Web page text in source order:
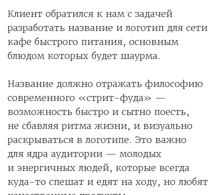
Клиент обратился к нам с задачей
разработать название и логотип для сети
кафе быстрого питания, основным
блюдом которых будет шаурма.
Название должно отражать философию
современного «стрит-фуда» —
возможность быстро и сытно поесть,
не сбавляя ритма жизни, и визуально
раскрываться в логотипе. Это важно
для ядра аудитории — молодых
и энергичных людей, которые всегда
куда-то спешат и едят на ходу, но любят